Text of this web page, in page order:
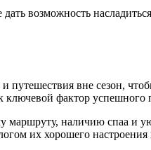
возможность
вне сезон,
ключевой фактор успешного
маршруту, наличию спаа и
их хорошего настроения